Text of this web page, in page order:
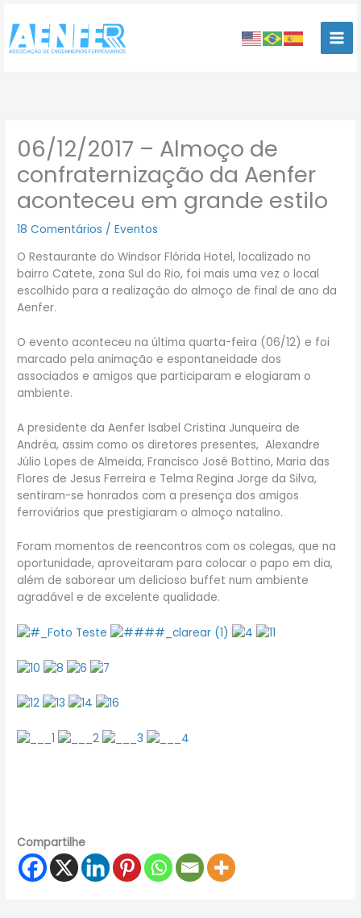
para
conteúdo
06/12/2017 – Almoço de
confraternização da Aenfer
aconteceu em grande estilo
18 Comentários /Eventos
O Restaurante do Windsor Flórida Hotel, localizado no
bairro Catete, zona Sul do Rio, foi mais uma vez o local
escolhido para a realização do almoço de final de ano da
Aenfer.
O evento aconteceu na última quarta-feira (06/12) e foi
marcado pela animação e espontaneidade dos
associados e amigos que participaram e elogiaram o
ambiente.
A presidente da Aenfer Isabel Cristina Junqueira de
Andréa, assim como os diretores presentes, Alexandre
Júlio Lopes de Almeida, Francisco José Bottino, Maria das
Flores de Jesus Ferreira e Telma Regina Jorge da Silva,
sentiram-se honrados com a presença dos amigos
ferroviários que prestigiaram o almoço natalino.
Foram momentos de reencontros com os colegas, que na
oportunidade, aproveitaram para colocar o papo em dia,
além de saborear um delicioso buffet num ambiente
agradável e de excelente qualidade.
Compartilhe